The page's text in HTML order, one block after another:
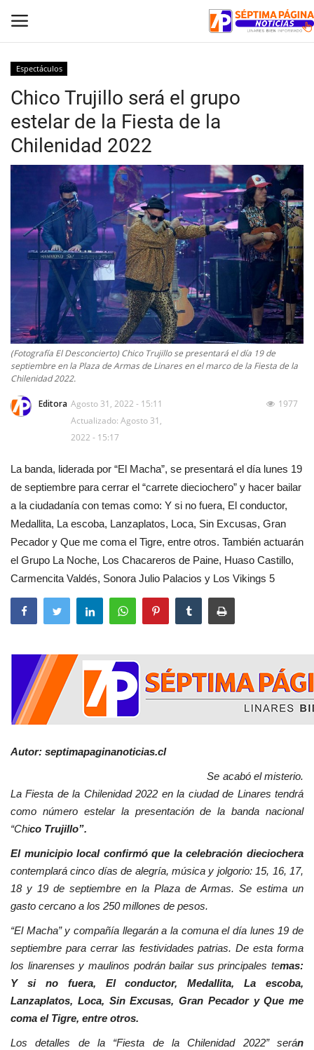
Inicio
Crónica
Policial
Tribunales
Deporte
Política
Espectáculos
Espectáculos
Chico Trujillo será el grupo
estelar de la Fiesta de la
Chilenidad 2022
(Fotografía El Desconcierto) Chico Trujillo se presentará el día 19 de
septiembre en la Plaza de Armas de Linares en el marco de la Fiesta de la
Chilenidad 2022.
Editora Agosto 31, 2022 - 15:11
Actualizado: Agosto 31,
2022 - 15:17
1977
La banda, liderada por “El Macha”, se presentará el día lunes 19
de septiembre para cerrar el “carrete dieciochero” y hacer bailar
a la ciudadanía con temas como: Y si no fuera, El conductor,
Medallita, La escoba, Lanzaplatos, Loca, Sin Excusas, Gran
Pecador y Que me coma el Tigre, entre otros. También actuarán
el Grupo La Noche, Los Chacareros de Paine, Huaso Castillo,
Carmencita Valdés, Sonora Julio Palacios y Los Vikings 5
Autor: septimapaginanoticias.cl
Se acabó el misterio.
La Fiesta de la Chilenidad 2022 en la ciudad de Linares tendrá
como número estelar la presentación de la banda nacional
“Chico Trujillo”.
El municipio local confirmó que la celebración dieciochera
contemplará cinco días de alegría, música y jolgorio: 15, 16, 17,
18 y 19 de septiembre en la Plaza de Armas. Se estima un
gasto cercano a los 250 millones de pesos.
“El Macha” y compañía llegarán a la comuna el día lunes 19 de
septiembre para cerrar las festividades patrias. De esta forma
los linarenses y maulinos podrán bailar sus principales temas:
Y si no fuera, El conductor, Medallita, La escoba,
Lanzaplatos, Loca, Sin Excusas, Gran Pecador y Que me
coma el Tigre, entre otros.
Los detalles de la “Fiesta de la Chilenidad 2022” serán